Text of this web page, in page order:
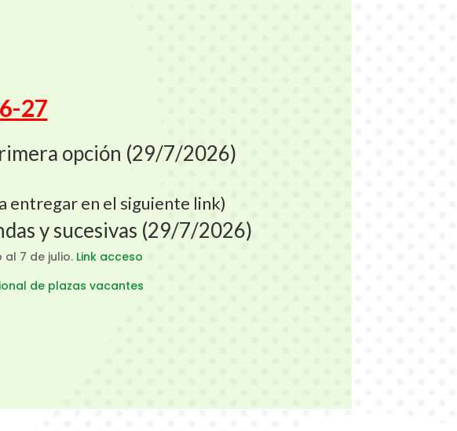
27
opción (29/7/2026)
entregar en el siguiente link)
y sucesivas (29/7/2026)
al 7 de julio. Link acceso
de plazas vacantes